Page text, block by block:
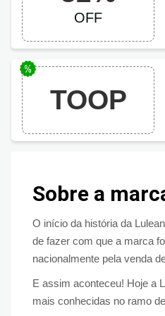
OFF
TOOP
Sobre a
O início da história da
de fazer com que a marca
nacionalmente pela venda
E assim aconteceu! Hoje a
mais conhecidas no ramo de